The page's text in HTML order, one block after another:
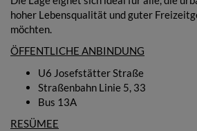
hoher Lebensqualität und guter
möchten.
ÖFFENTLICHE ANBINDUNG
U6 Josefstätter Straße
Straßenbahn Linie 5, 33
Bus 13A
RESÜMEE